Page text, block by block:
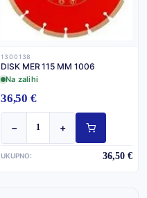
1300138
DISK MER 115 MM 1006
Na zalihi
36,50 €
− +
UKUPNO: 36,50 €